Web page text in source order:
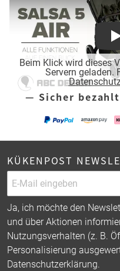
Beim Klick wird dieses
Servern geladen.
— Sicher
KÜKENPOST
Ja, ich möchte den
und über Aktionen
Nutzungsverhalten (z. B.
Personalisierung
Datenschutzerklärung.